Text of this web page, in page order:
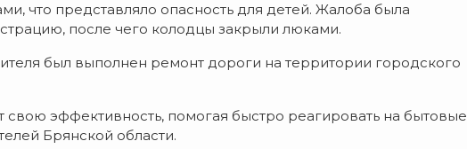
что представляло опасность для детей. Жалоба была
после чего колодцы закрыли люками.
был выполнен ремонт дороги на территории городского
эффективность, помогая быстро реагировать на бытовые
Брянской области.